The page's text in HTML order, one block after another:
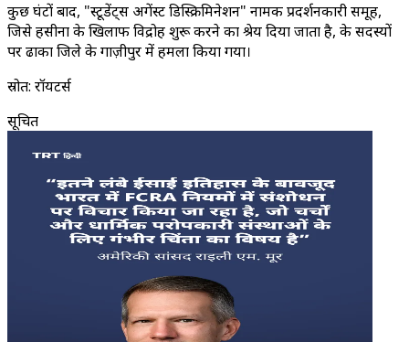
कुछ घंटों बाद, "स्टूडेंट्स अगेंस्ट डिस्क्रिमिनेशन" नामक प्रदर्शनकारी समूह,
जिसे हसीना के खिलाफ विद्रोह शुरू करने का श्रेय दिया जाता है, के सदस्यों
पर ढाका जिले के गाज़ीपुर में हमला किया गया।
स्रोत: रॉयटर्स
सूचित